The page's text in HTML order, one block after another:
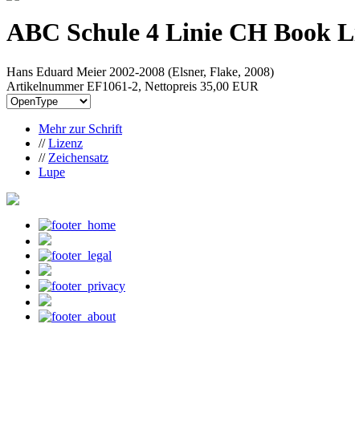
ABC Schule 4 Linie CH Book
Hans Eduard Meier 2002-2008 (Elsner, Flake, 2008)
Artikelnummer EF1061-2, Nettopreis 35,00 EUR
Mehr zur Schrift
//Lizenz
// Zeichensatz
Lupe